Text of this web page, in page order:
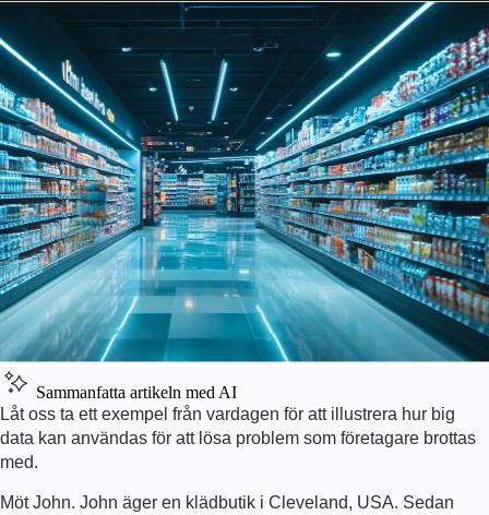
Sammanfatta artikeln med AI
Låt oss ta ett exempel från vardagen för att illustrera hur big
data kan användas för att lösa problem som företagare brottas
med.
Möt John. John äger en klädbutik i Cleveland, USA. Sedan